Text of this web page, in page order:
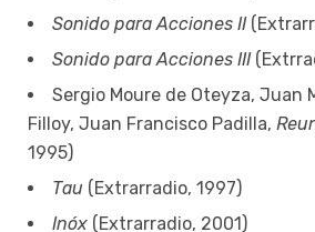
Sonido para Acciones II
Sonido para Acciones III
Sergio Moure de Oteyza, Juan
Filloy, Juan Francisco Padilla,
1995)
Tau (Extrarradio, 1997)
Inóx (Extrarradio, 2001)